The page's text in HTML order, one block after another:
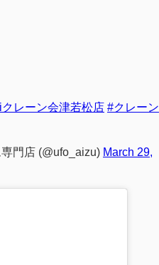
レーン会津若松店 #クレーン
門店 (@ufo_aizu) March 29,